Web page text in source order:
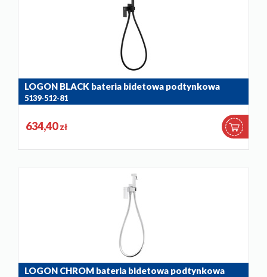
LOGON BLACK bateria bidetowa podtynkowa
5139-512-81
634,40zł
LOGON CHROM bateria bidetowa podtynkowa